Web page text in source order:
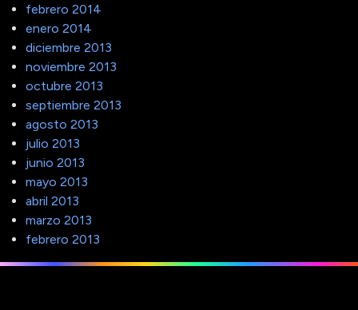
febrero 2014
enero 2014
diciembre 2013
noviembre 2013
octubre 2013
septiembre 2013
agosto 2013
julio 2013
junio 2013
mayo 2013
abril 2013
marzo 2013
febrero 2013